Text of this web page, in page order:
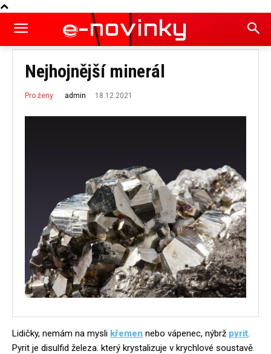
e-novinky
Nejhojnější minerál
Pro ženy admin 18.12.2021
Lidičky, nemám na mysli křemen nebo vápenec, nýbrž pyrit.
Pyrit je disulfid železa. který krystalizuje v krychlové soustavě.